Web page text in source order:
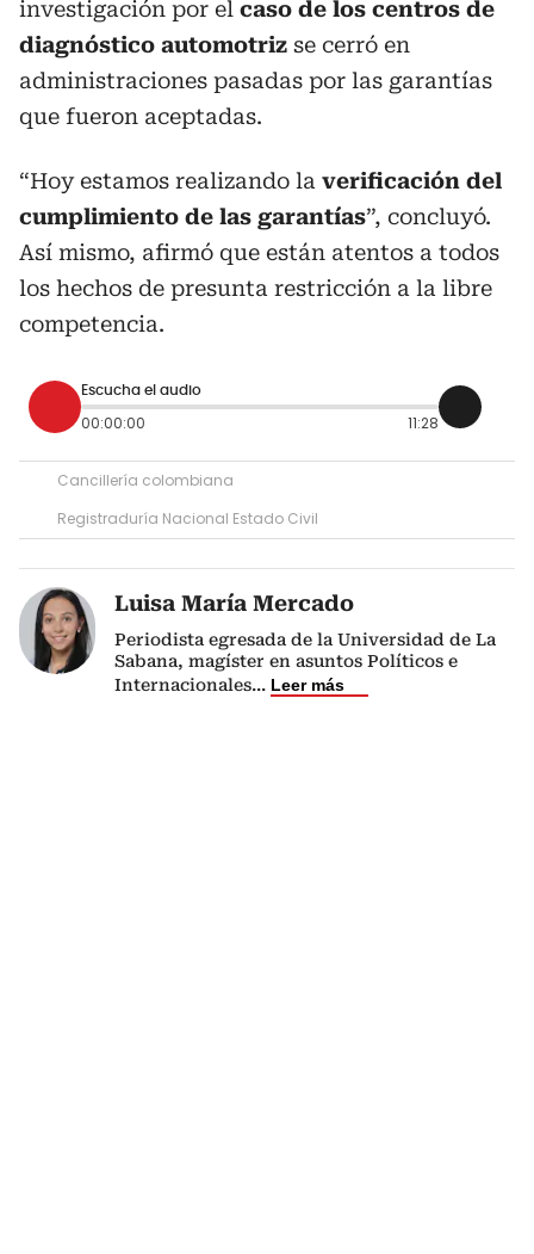
investigación por el caso de los centros de
diagnóstico automotriz se cerró en
administraciones pasadas por las garantías
que fueron aceptadas.
“Hoy estamos realizando la verificación del
cumplimiento de las garantías”, concluyó.
Así mismo, afirmó que están atentos a todos
los hechos de presunta restricción a la libre
competencia.
Escucha el audio
00:00:00 11:28
Cancillería colombiana
Registraduría Nacional Estado Civil
Luisa María Mercado
Periodista egresada de la Universidad de La
Sabana, magíster en asuntos Políticos e
Internacionales... Leer más